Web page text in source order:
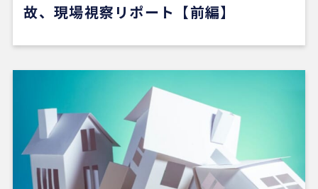
故、現場視察リポート【前編】